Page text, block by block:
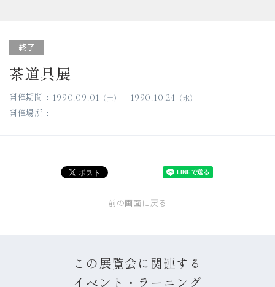
終了
茶道具展
開催期間 1990.09.01 土 1990.10.24 水
開催場所
前の画面に戻る
この展覧会に関連する
イベント・ラーニング